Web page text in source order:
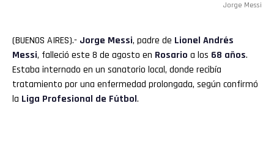
Jorge Messi
(BUENOS AIRES).- Jorge Messi, padre de Lionel Andrés
Messi, falleció este 8 de agosto en Rosario a los 68 años.
Estaba internado en un sanatorio local, donde recibía
tratamiento por una enfermedad prolongada, según confirmó
la Liga Profesional de Fútbol.